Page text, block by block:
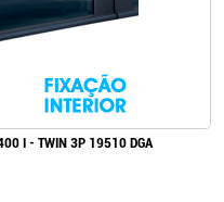
I - TWIN 3P 19510 DGA